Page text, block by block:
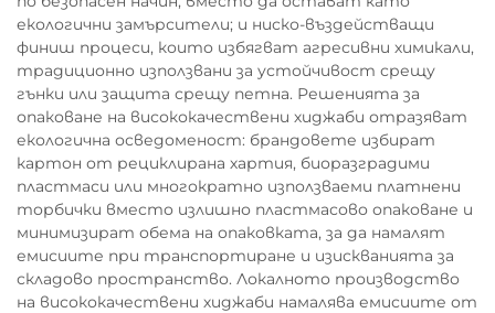
екологични замърсители; и ниско-въздействащи
финиш процеси, които избягват агресивни химикали,
традиционно използвани за устойчивост срещу
гънки или защита срещу петна. Решенията за
опаковане на висококачествени хиджаби отразяват
екологична осведоменост: брандовете избират
картон от рециклирана хартия, биоразградими
пластмаси или многократно използваеми платнени
торбички вместо излишно пластмасово опаковане и
минимизират обема на опаковката, за да намалят
емисиите при транспортиране и изискванията за
складово пространство. Локалното производство
на висококачествени хиджаби намалява емисиите от